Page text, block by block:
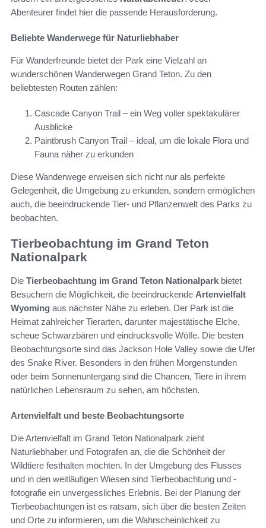
Abenteurer findet hier die passende Herausforderung.
Beliebte Wanderwege für Naturliebhaber
Für Wanderfreunde bietet der Park eine Vielzahl an
wunderschönen Wanderwegen Grand Teton. Zu den
beliebtesten Routen zählen:
Cascade Canyon Trail – ein Weg voller spektakulärer
Ausblicke
Paintbrush Canyon Trail – ideal, um die lokale Flora und
Fauna näher zu erkunden
Diese Wanderwege erweisen sich nicht nur als perfekte
Gelegenheit, die Umgebung zu erkunden, sondern ermöglichen
auch, die beeindruckende Tier- und Pflanzenwelt des Parks zu
beobachten.
Tierbeobachtung im Grand Teton
Nationalpark
Die Tierbeobachtung im Grand Teton Nationalpark bietet
Besuchern die Möglichkeit, die beeindruckende Artenvielfalt
Wyoming aus nächster Nähe zu erleben. Der Park ist die
Heimat zahlreicher Tierarten, darunter majestätische Elche,
scheue Schwarzbären und eindrucksvolle Wölfe. Die besten
Beobachtungsorte sind das Jackson Hole Valley sowie die Ufer
des Snake River. Besonders in den frühen Morgenstunden
oder beim Sonnenuntergang sind die Chancen, Tiere in ihrem
natürlichen Lebensraum zu sehen, am höchsten.
Artenvielfalt und beste Beobachtungsorte
Die Artenvielfalt im Grand Teton Nationalpark zieht
Naturliebhaber und Fotografen an, die die Schönheit der
Wildtiere festhalten möchten. In der Umgebung des Flusses
und in den weitläufigen Wiesen sind Tierbeobachtung und -
fotografie ein unvergessliches Erlebnis. Bei der Planung der
Tierbeobachtungen ist es ratsam, sich über die besten Zeiten
und Orte zu informieren, um die Wahrscheinlichkeit zu